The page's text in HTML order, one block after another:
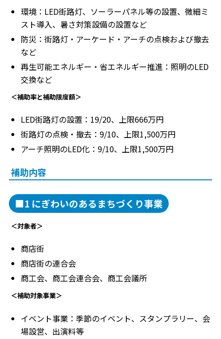
環境：LED街路灯、ソーラーパネル等の設置、微細ミ
スト導入、暑さ対策設備の設置など
防災：街路灯・アーケード・アーチの点検および撤去
など
再生可能エネルギー・省エネルギー推進：照明のLED
交換など
＜補助率と補助限度額＞
LED街路灯の設置：19/20、上限666万円
街路灯の点検・撤去：9/10、上限1,500万円
アーチ照明のLED化：9/10、上限1,500万円
補助内容
■1 にぎわいのあるまちづくり事業
＜対象者＞
商店街
商店街の連合会
商工会、商工会連合会、商工会議所
＜補助対象事業＞
イベント事業：季節のイベント、スタンプラリー、会
場設営、出演料等